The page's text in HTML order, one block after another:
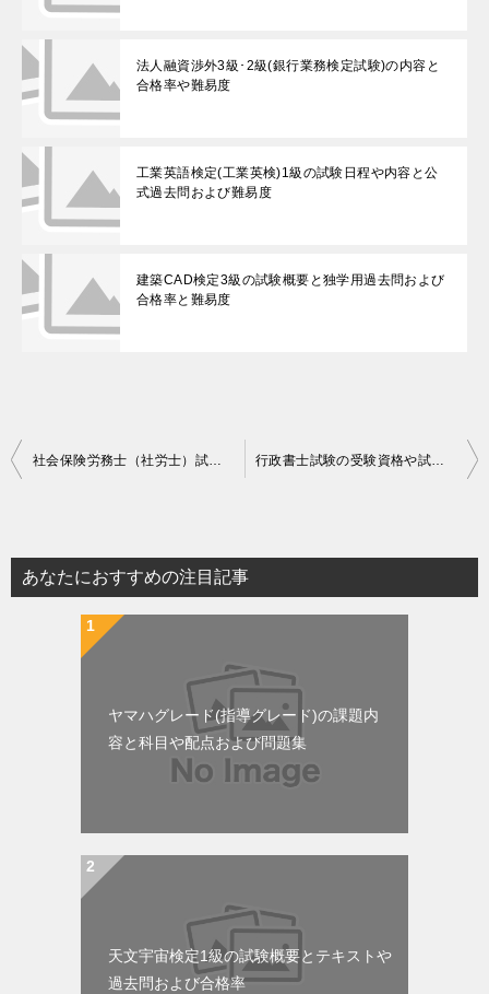
法人融資渉外3級･2級(銀行業務検定試験)の内容と
合格率や難易度
工業英語検定(工業英検)1級の試験日程や内容と公
式過去問および難易度
建築CAD検定3級の試験概要と独学用過去問および
合格率と難易度
投
ビ
ゲ
社会保険労務士（社労士）試験の受験資格や試験科目と難易度と合格率 行政書士試験の受験資格や試験科目と難易度や合格率
あなたにおすすめの注目記事
ヤマハグレード(指導グレード)の課題内
容と科目や配点および問題集
天文宇宙検定1級の試験概要とテキストや
過去問および合格率